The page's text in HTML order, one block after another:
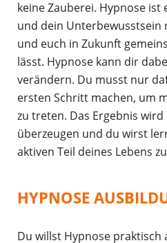
keine Zauberei. Hypnose ist
und dein
und euch in Zukunft
lässt. Hypnose kann dir
verändern. Du musst nur
ersten Schritt machen, um
zu treten. Das Ergebnis
überzeugen und du wirst
aktiven Teil deines Lebens
HYPNOSE
Du willst Hypnose praktisch